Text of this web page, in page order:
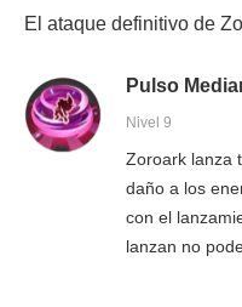
El ataque definitivo de
Pulso
Nivel 9
Zoroark lanza
daño a los
con el
lanzan no